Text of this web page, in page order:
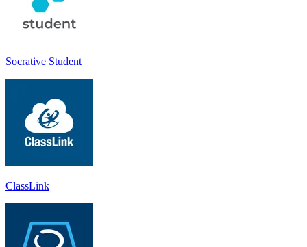
Socrative Student
ClassLink